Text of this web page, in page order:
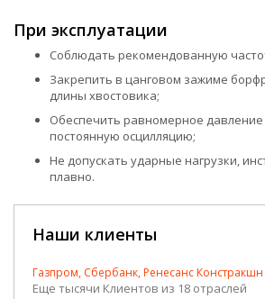
При эксплуатации
Соблюдать рекомендованную
Закрепить в цанговом зажиме
длины хвостовика;
Обеспечить равномерное давление
постоянную осцилляцию;
Не допускать ударные нагрузки,
плавно.
Наши клиенты
Газпром, Сбербанк, Ренесанс Констракшн
Еще тысячи Клиентов из 18 отраслей